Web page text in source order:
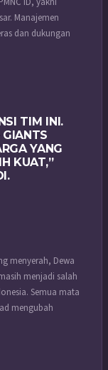
Manajemen
dan dukungan
TIM INI.
YANG
KUAT,”
menyerah, Dewa
menjadi salah
Semua mata
mengubah